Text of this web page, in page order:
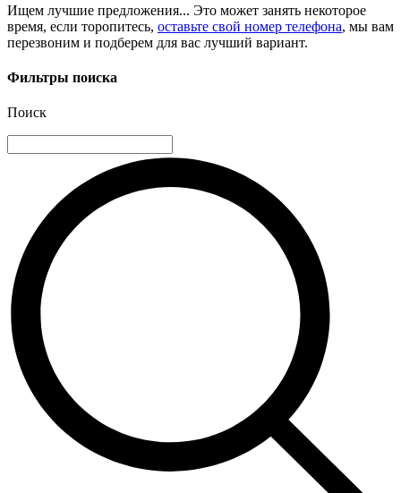
Ищем лучшие предложения... Это может занять некоторое
время, если торопитесь, оставьте свой номер телефона, мы вам
перезвоним и подберем для вас лучший вариант.
Фильтры поиска
Поиск